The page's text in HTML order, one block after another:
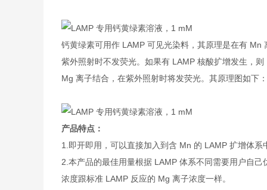
钙黄绿素可用作 LAMP 可见光染料，其原理是在有
紫外照射时不发荧光。如果有 LAMP 核酸扩增发生，
Mg 离子结合，在紫外照射时将发荧光。其原理图如下：
产品特点：
1.即开即用，可以直接加入到含 Mn 的 LAMP 扩增体系
2.本产品的最佳用量根据 LAMP 体系不同需要用户自
浓度跟标准 LAMP 反应的 Mg 离子浓度一样。